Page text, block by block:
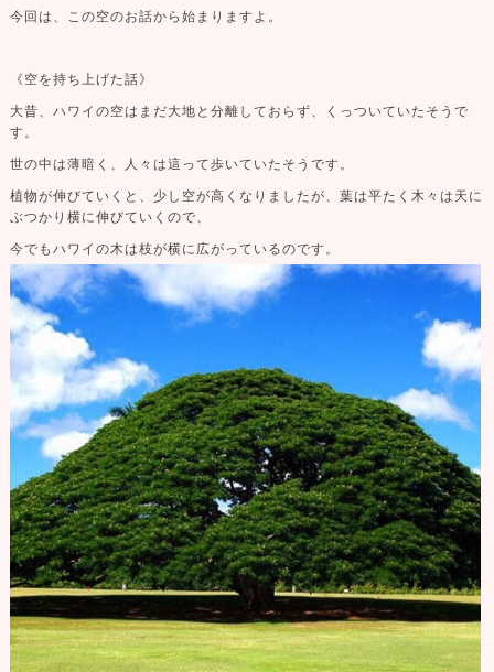
今回は、この空のお話から始まりますよ。
《空を持ち上げた話》
大昔、ハワイの空はまだ大地と分離しておらず、くっついていたそうで
す。
世の中は薄暗く、人々は這って歩いていたそうです。
植物が伸びていくと、少し空が高くなりましたが、葉は平たく木々は天に
ぶつかり横に伸びていくので、
今でも ハワイの木は枝が横に広がっているのです。